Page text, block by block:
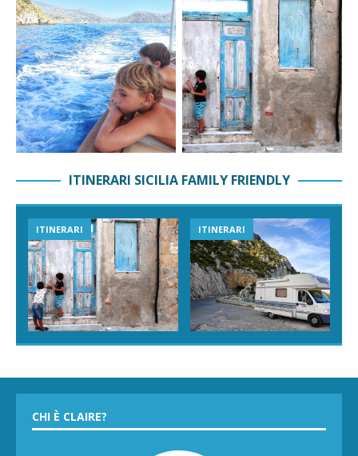
ITINERARI SICILIA FAMILY FRIENDLY
ITINERARI ITINERARI
CHI È CLAIRE?